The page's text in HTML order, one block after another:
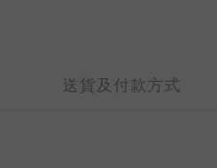
送貨及付款方式